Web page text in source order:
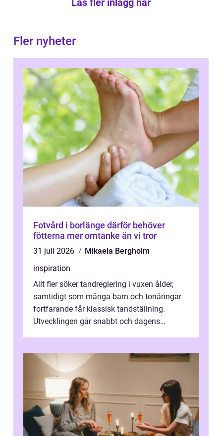
Läs fler inlägg här
Fler nyheter
Fotvård i borlänge därför behöver
fötterna mer omtanke än vi tror
31 juli 2026
Mikaela Bergholm
inspiration
Allt fler söker tandreglering i vuxen ålder,
samtidigt som många barn och tonåringar
fortfarande får klassisk tandställning.
Utvecklingen går snabbt och dagens